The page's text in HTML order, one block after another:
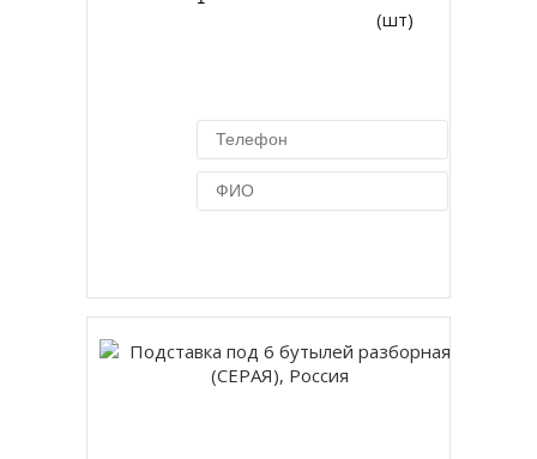
(шт)